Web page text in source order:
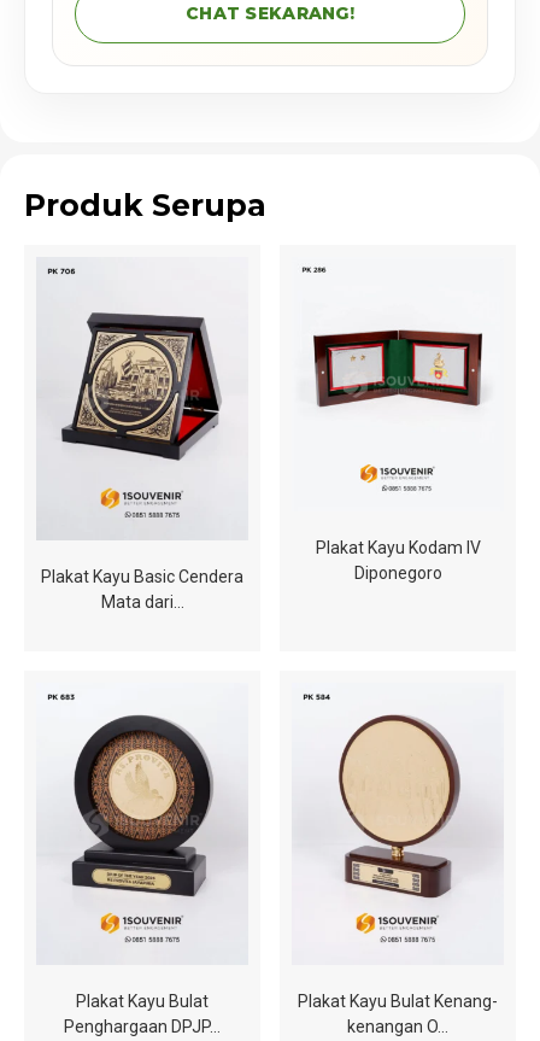
CHAT SEKARANG!
Produk Serupa
Plakat Kayu Basic Cendera
Mata dari…
Plakat Kayu Kodam IV
Diponegoro
Plakat Kayu Bulat
Penghargaan DPJP…
Plakat Kayu Bulat Kenang-
kenangan O…